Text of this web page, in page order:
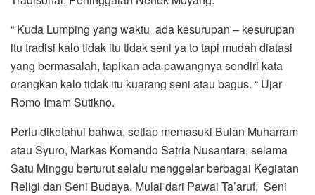
“ Kuda Lumping yang waktu ada kesurupan – kesurupan
itu tradisi kalo tidak itu tidak seni ya to tapi mudah diatasi
yang bermasalah, tapikan ada pawangnya sendiri kata
orangkan kalo tidak itu kuarang seni atau bagus. “ Ujar
Romo Imam Sutikno.
Perlu diketahui bahwa, setiap memasuki Bulan Muharram
atau Syuro, Markas Komando Satria Nusantara, selama
Satu Minggu berturut selalu menggelar berbagai Kegiatan
Religi dan Seni Budaya. Mulai dari Pawai Ta’aruf, Seni